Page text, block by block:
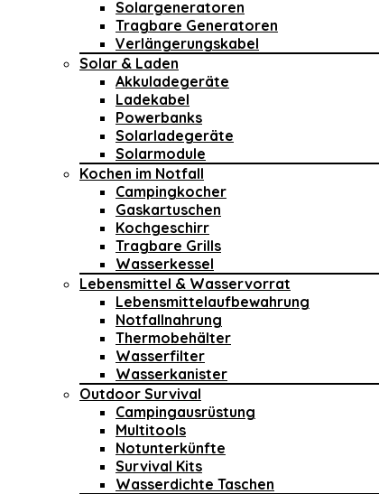
Solargeneratoren
Tragbare Generatoren
Verlängerungskabel
Solar & Laden
Akkuladegeräte
Ladekabel
Powerbanks
Solarladegeräte
Solarmodule
Kochen im Notfall
Campingkocher
Gaskartuschen
Kochgeschirr
Tragbare Grills
Wasserkessel
Lebensmittel & Wasservorrat
Lebensmittelaufbewahrung
Notfallnahrung
Thermobehälter
Wasserfilter
Wasserkanister
Outdoor Survival
Campingausrüstung
Multitools
Notunterkünfte
Survival Kits
Wasserdichte Taschen